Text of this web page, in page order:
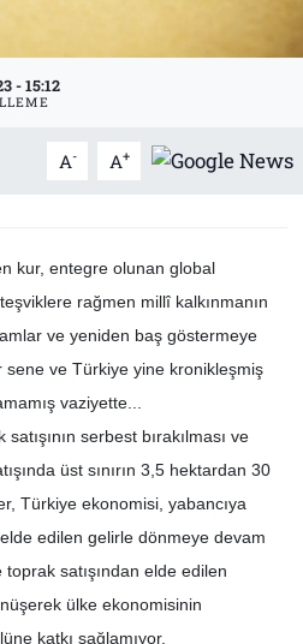
- 15:12
A- A+
kur, entegre olunan global
rağmen millî kalkınmanın
ve yeniden baş göstermeye
sene ve Türkiye yine kronikleşmiş
vaziyette...
serbest bırakılması ve
üst sınırın 3,5 hektardan 30
Türkiye ekonomisi, yabancıya
edilen gelirle dönmeye devam
satışından elde edilen
ülke ekonomisinin
katkı sağlamıyor.